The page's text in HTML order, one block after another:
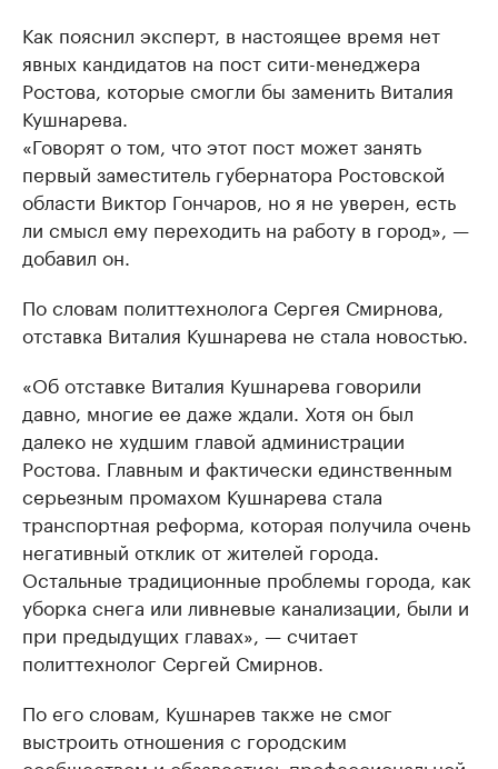
Как пояснил эксперт, в настоящее время нет
явных кандидатов на пост сити-менеджера
Ростова, которые смогли бы заменить Виталия
Кушнарева.
«Говорят о том, что этот пост может занять
первый заместитель губернатора Ростовской
области Виктор Гончаров, но я не уверен, есть
ли смысл ему переходить на работу в город», —
добавил он.
По словам политтехнолога Сергея Смирнова,
отставка Виталия Кушнарева не стала новостью.
«Об отставке Виталия Кушнарева говорили
давно, многие ее даже ждали. Хотя он был
далеко не худшим главой администрации
Ростова. Главным и фактически единственным
серьезным промахом Кушнарева стала
транспортная реформа, которая получила очень
негативный отклик от жителей города.
Остальные традиционные проблемы города, как
уборка снега или ливневые канализации, были и
при предыдущих главах», — считает
политтехнолог Сергей Смирнов.
По его словам, Кушнарев также не смог
выстроить отношения с городским